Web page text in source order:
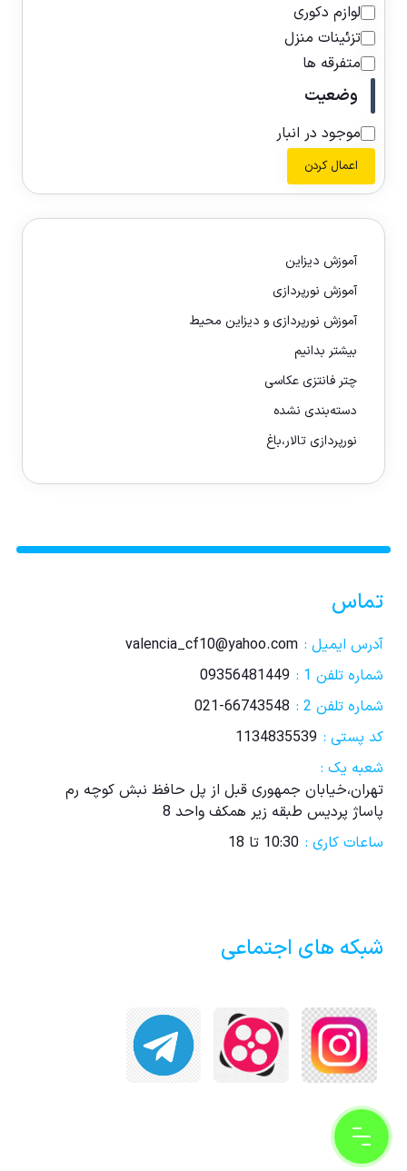
لوازم دکوری
تزئینات منزل
متفرقه ها
وضعیت
موجود در انبار
اعمال کردن
آموزش دیزاین
آموزش نورپردازی
آموزش نورپردازی و دیزاین محیط
بیشتر بدانیم
چتر فانتزی عکاسی
دسته‌بندی نشده
نورپردازی تالار،باغ
تماس
آدرس ایمیل : valencia_cf10@yahoo.com
شماره تلفن 1 :
09356481449
شماره تلفن 2 :
021-66743548
کد پستی : 1134835539
شعبه یک :
تهران،خیابان جمهوری قبل از پل حافظ نبش کوچه رم
پاساژ پردیس طبقه زیر همکف واحد 8
ساعات کاری : 10:30 تا 18
شبکه های اجتماعی